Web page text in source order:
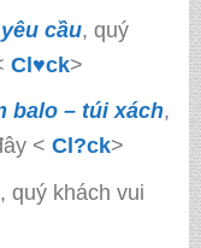
cầu, quý
Cl♥ck>
balo – túi xách,
< Cl?ck>
, quý khách vui